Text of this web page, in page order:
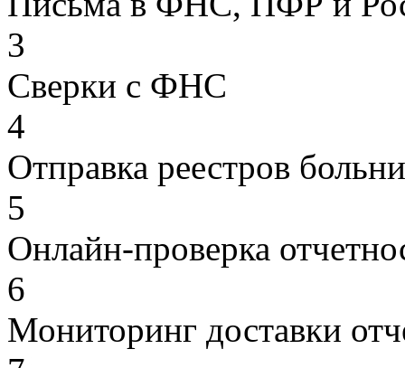
3
Сверки с ФНС
4
Отправка реестров
5
Онлайн-проверка
6
Мониторинг доставки